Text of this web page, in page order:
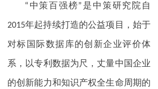
“中策百强榜”是中策研究院自
2015年起持续打造的公益项目，始于
对标国际数据库的创新企业评价体
系，以专利数据为尺，丈量中国企业
的创新能力和知识产权全生命周期的